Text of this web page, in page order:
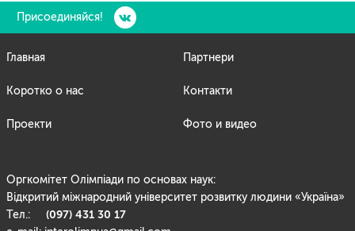
Присоединяйся!
Главная
Коротко о нас
Проекти
Партнери
Контакти
Фото и видео
Оргкомітет Олімпіади по основах наук:
Відкритий міжнародний університет розвитку людини «Україна»
Тел.: (097) 431 30 17